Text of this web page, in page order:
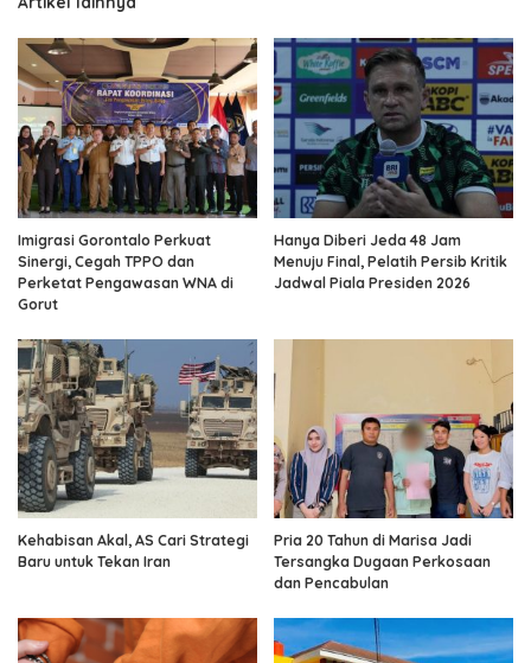
Imigrasi Gorontalo Perkuat
Sinergi, Cegah TPPO dan
Perketat Pengawasan WNA di
Gorut
Hanya Diberi Jeda 48 Jam
Menuju Final, Pelatih Persib Kritik
Jadwal Piala Presiden 2026
Kehabisan Akal, AS Cari Strategi
Baru untuk Tekan Iran
Pria 20 Tahun di Marisa Jadi
Tersangka Dugaan Perkosaan
dan Pencabulan